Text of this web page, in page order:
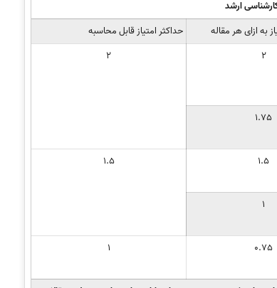
به ازای هر مقاله
حداکثر امتیاز قابل محاسبه
2
2
1.75
1.5
1.5
1
0.75
1